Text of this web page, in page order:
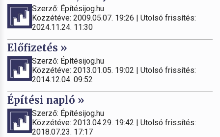
Szerző: Építésijog.hu
Közzétéve: 2009.05.07. 19:26 | Utolsó frissítés:
2024.11.24. 11:30
Előfizetés »
Szerző: Építésijog.hu
Közzétéve: 2013.01.05. 19:02 | Utolsó frissítés:
2014.12.04. 09:52
Építési napló »
Szerző: Építésijog.hu
Közzétéve: 2013.04.29. 19:42 | Utolsó frissítés:
2018.07.23. 17:17